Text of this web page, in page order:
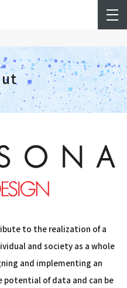
to the realization of a
and society as a whole
and implementing an
of data and can be